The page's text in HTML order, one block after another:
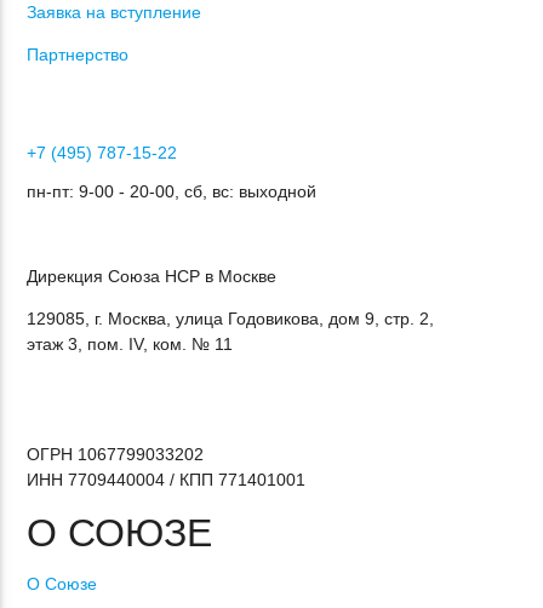
Заявка на вступление
Партнерство
+7 (495) 787-15-22
пн-пт: 9-00 - 20-00, сб, вс: выходной
Дирекция Cоюза НСР в Москве
129085, г. Москва, улица Годовикова, дом 9, стр. 2,
этаж 3, пом. IV, ком. № 11
ОГРН 1067799033202
ИНН 7709440004 / КПП 771401001
О СОЮЗЕ
О Союзе